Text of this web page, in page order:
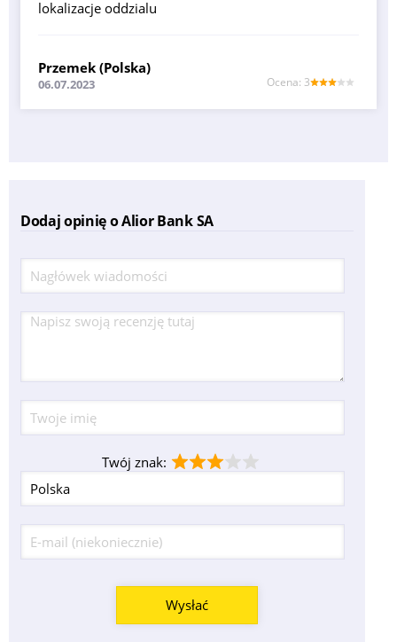
lokalizacje oddzialu
Przemek (Polska)
06.07.2023 Оcena: 3
Dodaj opinię o Alior Bank SA
Twój znak:
Wysłać